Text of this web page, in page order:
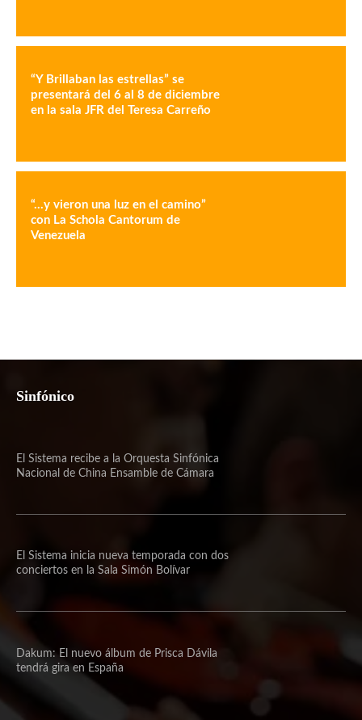
“Y Brillaban las estrellas” se
presentará del 6 al 8 de diciembre
en la sala JFR del Teresa Carreño
“…y vieron una luz en el camino”
con La Schola Cantorum de
Venezuela
Sinfónico
El Sistema recibe a la Orquesta Sinfónica
Nacional de China Ensamble de Cámara
El Sistema inicia nueva temporada con dos
conciertos en la Sala Simón Bolívar
Dakum: El nuevo álbum de Prisca Dávila
tendrá gira en España